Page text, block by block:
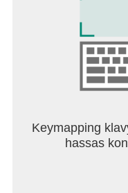
Keymapping
hassas